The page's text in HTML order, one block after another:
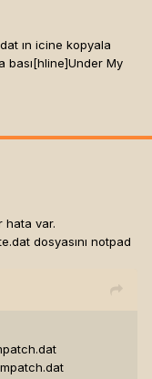
ın icine kopyala
bası[hline]Under My
hata var.
dosyasını notpad